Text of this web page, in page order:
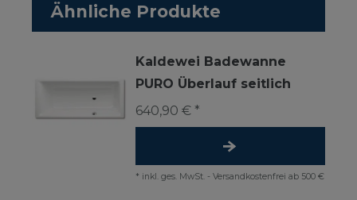
Ähnliche Produkte
Kaldewei Badewanne
PURO Überlauf seitlich
640,90 € *
* inkl. ges. MwSt. - Versandkostenfrei ab 500 €